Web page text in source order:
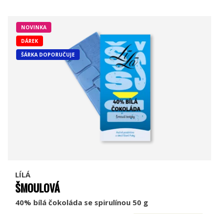
NOVINKA
DÁREK
ŠÁRKA DOPORUČUJE
LÍLÁ
ŠMOULOVÁ
40% bílá čokoláda se spirulínou 50 g